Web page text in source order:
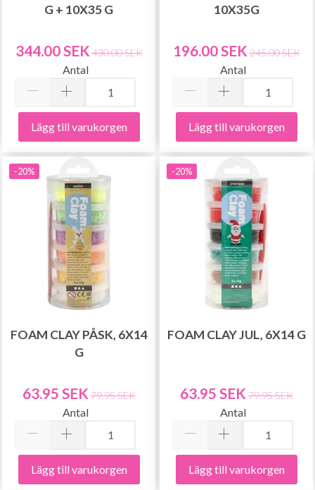
G + 10X35 G
344.00 SEK 430.00 SEK
Antal
Lägg till varukorgen
10X35G
196.00 SEK 245.00 SEK
Antal
Lägg till varukorgen
-20%
FOAM CLAY PÅSK, 6X14
G
63.95 SEK 79.95 SEK
Antal
Lägg till varukorgen
-20%
FOAM CLAY JUL, 6X14 G
63.95 SEK 79.95 SEK
Antal
Lägg till varukorgen